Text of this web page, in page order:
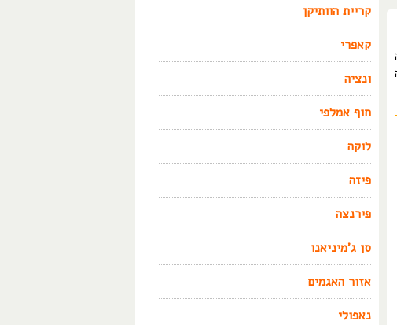
קריית הוותיקן
קאפרי
ונציה
חוף אמלפי
לוקה
פיזה
פירנצה
סן ג'מיניאנו
אזור האגמים
נאפולי